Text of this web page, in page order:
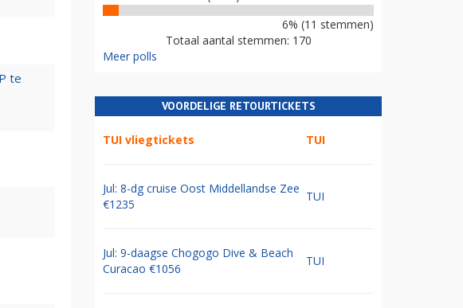
te
6% (11 stemmen)
Totaal aantal stemmen: 170
Meer polls
VOORDELIGE RETOURTICKETS
TUI vliegtickets TUI
Jul: 8-dg cruise Oost Middellandse Zee
€1235
TUI
Jul: 9-daagse Chogogo Dive & Beach
Curacao €1056
TUI